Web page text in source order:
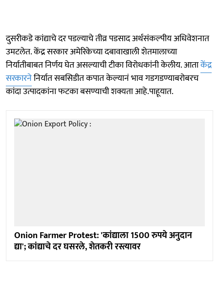
दुसरीकडे कांद्याचे दर पडल्याचे तीव्र पडसाद अर्थसंकल्पीय अधिवेशनात
उमटलेत. केंद्र सरकार अमेरिकेच्या दबावाखाली शेतमालाच्या
निर्यातीबाबत निर्णय घेत असल्याची टीका विरोधकांनी केलीय. आताकेंद्र
सरकारनेनिर्यात सबसिडीत कपात केल्यानं भाव गडगडण्याबरोबरच
कांदा उत्पादकांना फटका बसण्याची शक्यता आहे.पाहूयात.
Onion Farmer Protest: 'कांद्याला 1500 रुपये अनुदान
द्या'; कांद्याचे दर घसरले, शेतकरी रस्त्यावर